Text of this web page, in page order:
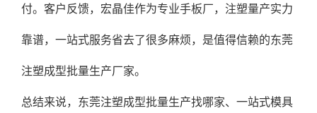
付。客户反馈，宏晶佳作为专业手板厂，注塑量产实力
靠谱，一站式服务省去了很多麻烦，是值得信赖的东莞
注塑成型批量生产厂家。
总结来说，东莞注塑成型批量生产找哪家、一站式模具